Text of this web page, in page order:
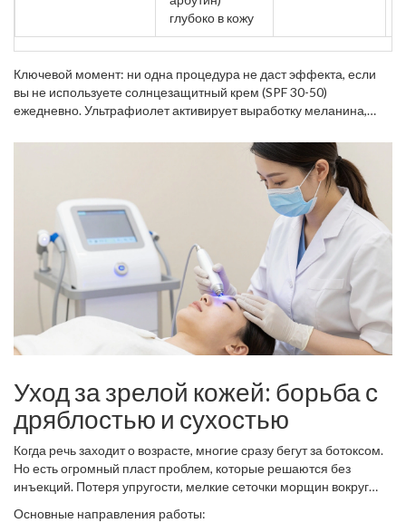
глубоко в кожу
Ключевой момент: ни одна процедура не даст эффекта, если
вы не используете солнцезащитный крем (SPF 30-50)
ежедневно. Ультрафиолет активирует выработку меланина,
объяснит это клиенту и подберет средство под ваш тип кожи.
Уход за зрелой кожей: борьба с
дряблостью и сухостью
Когда речь заходит о возрасте, многие сразу бегут за ботоксом.
Но есть огромный пласт проблем, которые решаются без
инъекций. Потеря упругости, мелкие сеточки морщин вокруг
Основные направления работы: